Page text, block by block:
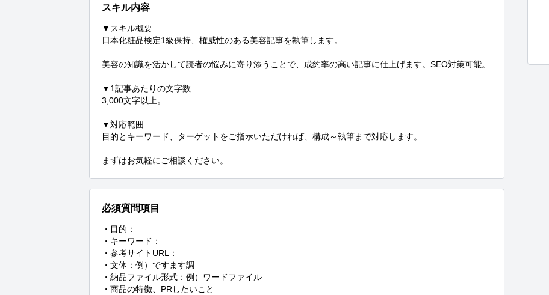
スキル内容
▼スキル概要
日本化粧品検定1級保持、権威性のある美容記事を執筆します。
美容の知識を活かして読者の悩みに寄り添うことで、成約率の高い記事に仕上げます。SEO対策可能。
▼1記事あたりの文字数
3,000文字以上。
▼対応範囲
目的とキーワード、ターゲットをご指示いただければ、構成～執筆まで対応します。
まずはお気軽にご相談ください。
必須質問項目
・目的：
・キーワード：
・参考サイトURL：
・文体：例）ですます調
・納品ファイル形式：例）ワードファイル
・商品の特徴、PRしたいこと